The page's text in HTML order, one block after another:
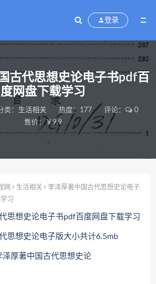
登录
古代思想史论电子书pdf百
度网盘下载学习
类： 生活相关 热度：177 评论：
0
售价：￥9.9
网 生活相关
李泽厚著中国古代思想史论电子
习
思想史论电子书pdf百度网盘下载学习
思想史论电子版大小共计6.5mb
厚著中国古代思想史论